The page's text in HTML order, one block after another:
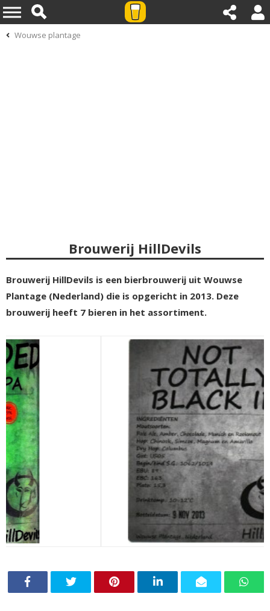
Wouwse plantage
Brouwerij HillDevils
Brouwerij HillDevils is een bierbrouwerij uit Wouwse
Plantage (Nederland) die is opgericht in 2013. Deze
brouwerij heeft 7 bieren in het assortiment.